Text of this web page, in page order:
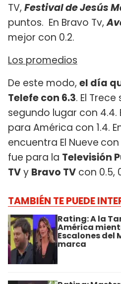
TV, Festival de Jesús
puntos. En Bravo Tv,
mejor con 0.2.
Los promedios
De este modo, el día
Telefe con 6.3. El
segundo lugar con 4.4.
para América con 1.4.
encuentra El Nueve con
fue para la Televisión
TVy Bravo TV con 0.5,
TAMBIÉN TE PUEDE
Rating: A la
América
Escalones del
marca